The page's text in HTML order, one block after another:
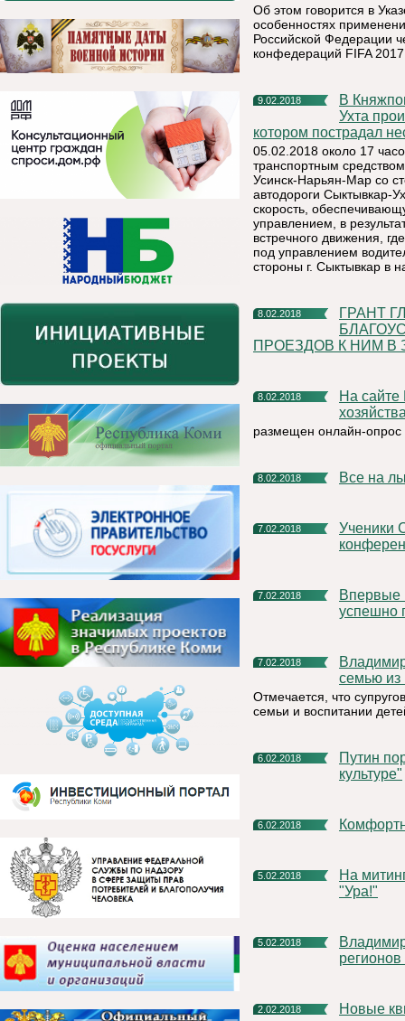
Об этом говорится в
особенностях
Российской Федерации
конфедераций FIFA
9.02.2018
В Княжпогостском районе на 95 км автодороги Сыктывкар-
Ухта
котором пострадал
05.02.2018 около 17
транспортным
Усинск-Нарьян-Мар со
автодороги Сыктывкар-
скорость,
управлением, в
встречного движения,
под управлением
стороны г. Сыктывкар в
8.02.2018
ГРАНТ ГЛАВЫ РЕСПУБЛИКИ КОМИ ЗА ЛУЧШЕЕ
ПРОЕЗДОВ К НИМ
8.02.2018
На сайте Министерства энергетики, жилищно-коммунального
размещен онлайн-опрос
8.02.2018 Все на
7.02.2018
Ученики СОШ №2 г. Емва стали призерами республиканской
7.02.2018
Впервые все сдавшие подписи кандидаты в президенты
успешно
7.02.2018
Владимир Путин наградил орденом «Родительская слава»
семью из
Отмечается, что
семьи и воспитании
6.02.2018
Путин поручил к 1 июля подготовить проект закона "О
культуре"
6.02.2018
5.02.2018
На митинге в честь Года культуры не смолкало громогласное
"Ура!"
5.02.2018
Владимир Путин предложил перераспределить расходы
регионов
2.02.2018 Новые